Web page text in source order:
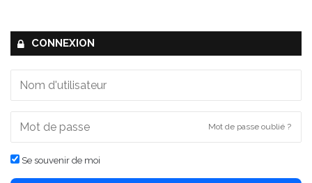
CONNEXION
Mot de passe oublié ?
Se souvenir de moi